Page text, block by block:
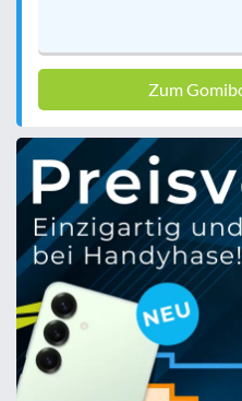
Zum